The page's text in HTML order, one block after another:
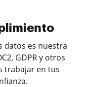
datos es nuestra
GDPR y otros
trabajar en tus